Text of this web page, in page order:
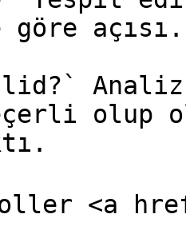
göre açısı.
olup
<a